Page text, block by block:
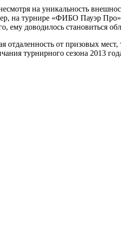
на уникальность
на турнире «ФИБО Пауэр
ему доводилось становиться
отдаленность от призовых
турнирного сезона 2013